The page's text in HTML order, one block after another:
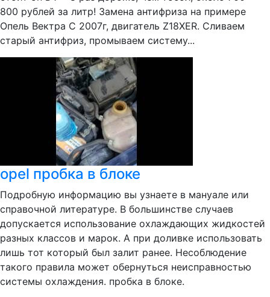
800 рублей за литр! Замена антифриза на примере
Опель Вектра С 2007г, двигатель Z18XER. Сливаем
старый антифриз, промываем систему...
opel пробка в блоке
Подробную информацию вы узнаете в мануале или
справочной литературе. В большинстве случаев
допускается использование охлаждающих жидкостей
разных классов и марок. А при доливке использовать
лишь тот который был залит ранее. Несоблюдение
такого правила может обернуться неисправностью
системы охлаждения. пробка в блоке.